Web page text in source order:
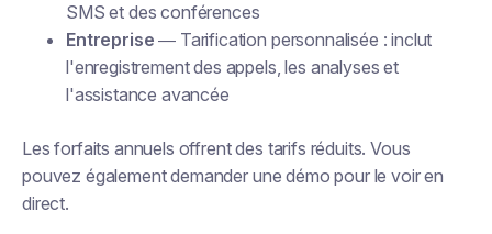
SMS et des conférences
Entreprise — Tarification personnalisée : inclut
l'enregistrement des appels, les analyses et
l'assistance avancée
Les forfaits annuels offrent des tarifs réduits. Vous
pouvez également demander une démo pour le voir en
direct.